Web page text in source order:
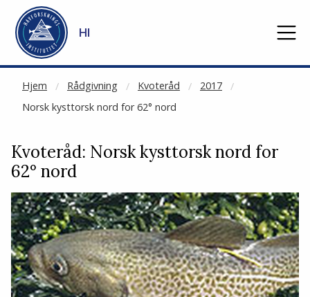
Gå til hovedinnhold
HI
Hjem Rådgivning Kvoteråd
2017
Norsk kysttorsk nord for 62° nord
NOT CACHED
Kvoteråd: Norsk kysttorsk nord for
62° nord